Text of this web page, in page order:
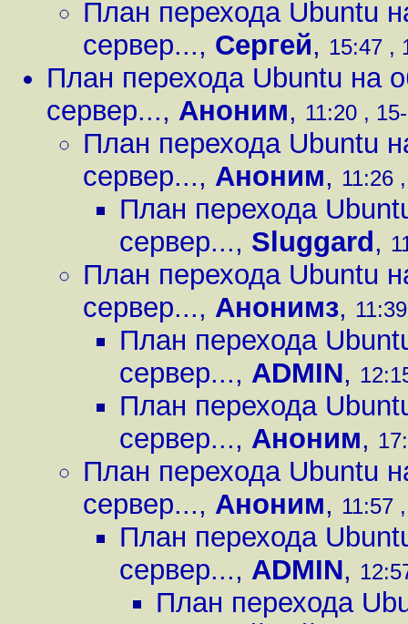
План перехода Ubuntu
сервер..., Сергей, 15:47 ,
План перехода Ubuntu на
сервер..., Аноним, 11:20 ,
План перехода Ubuntu
сервер..., Аноним, 11:26
План перехода
сервер..., Sluggard ,
План перехода Ubuntu
сервер..., Анонимз,
План перехода
сервер..., ADMIN,
План перехода
сервер..., Аноним,
План перехода Ubuntu
сервер..., Аноним, 11:57
План перехода
сервер..., ADMIN,
План перехода